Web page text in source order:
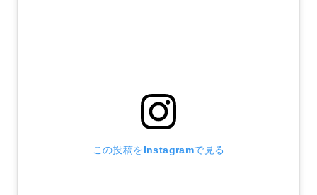
この投稿をInstagramで見る